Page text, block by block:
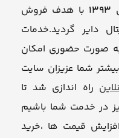
1393 با هدف فروش
دایر گردید.خدمات
صورت حضوری امکان
شما عزیزان سایت
راه اندازی شد تا
در خدمت شما باشیم
قیمت ها ،خرید